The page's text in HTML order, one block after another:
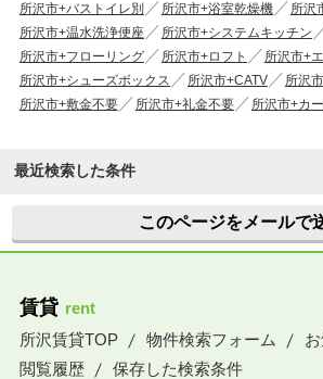
所沢市+バストイレ別 所沢市+浴室乾燥機
所沢
所沢市+温水洗浄便座
所沢市+システムキッチン
所沢市+フローリング
所沢市+ロフト
所沢市+
所沢市+シューズボックス
所沢市+CATV
所沢
所沢市+敷金不要
所沢市+礼金不要 所沢市+カ
最近検索した条件
このページをメールで
賃貸 rent
所沢賃貸TOP
物件検索フォーム
閲覧履歴
保存した検索条件